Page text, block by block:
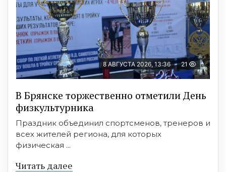
8 АВГУСТА 2026, 13:36 21
В Брянске торжественно отметили День
физкультурника
Праздник объединил спортсменов, тренеров и
всех жителей региона, для которых
физическая ...
Читать далее